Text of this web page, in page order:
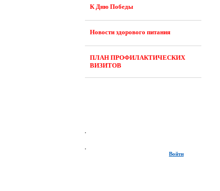
К Дню Победы
Новости здорового питания
ПЛАН ПРОФИЛАКТИЧЕСКИХ
ВИЗИТОВ
Войти